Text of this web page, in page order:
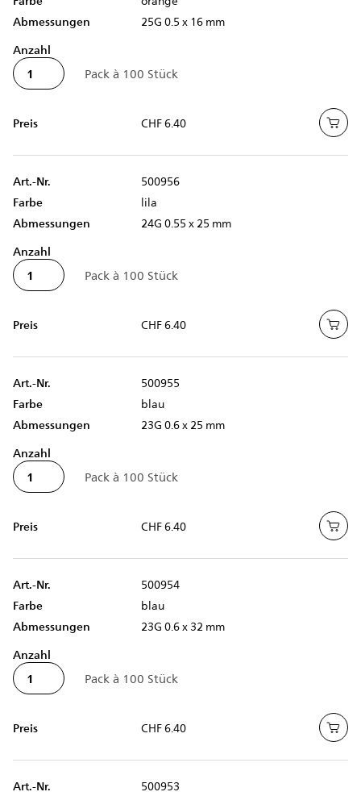
Abmessungen
25G 0.5 x 16 mm
Anzahl
Preis CHF 6.40
Art.-Nr.
500956
Farbe
lila
Abmessungen
24G 0.55 x 25 mm
Anzahl
Preis CHF 6.40
Art.-Nr.
500955
Farbe
blau
Abmessungen
23G 0.6 x 25 mm
Anzahl
Preis CHF 6.40
Art.-Nr.
500954
Farbe
blau
Abmessungen
23G 0.6 x 32 mm
Anzahl
Preis CHF 6.40
Art.-Nr.
500953